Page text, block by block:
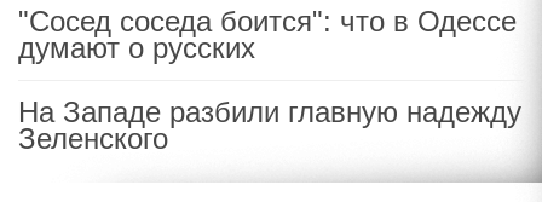
"Сосед соседа боится": что в Одессе
думают о русских
На Западе разбили главную надежду
Зеленского